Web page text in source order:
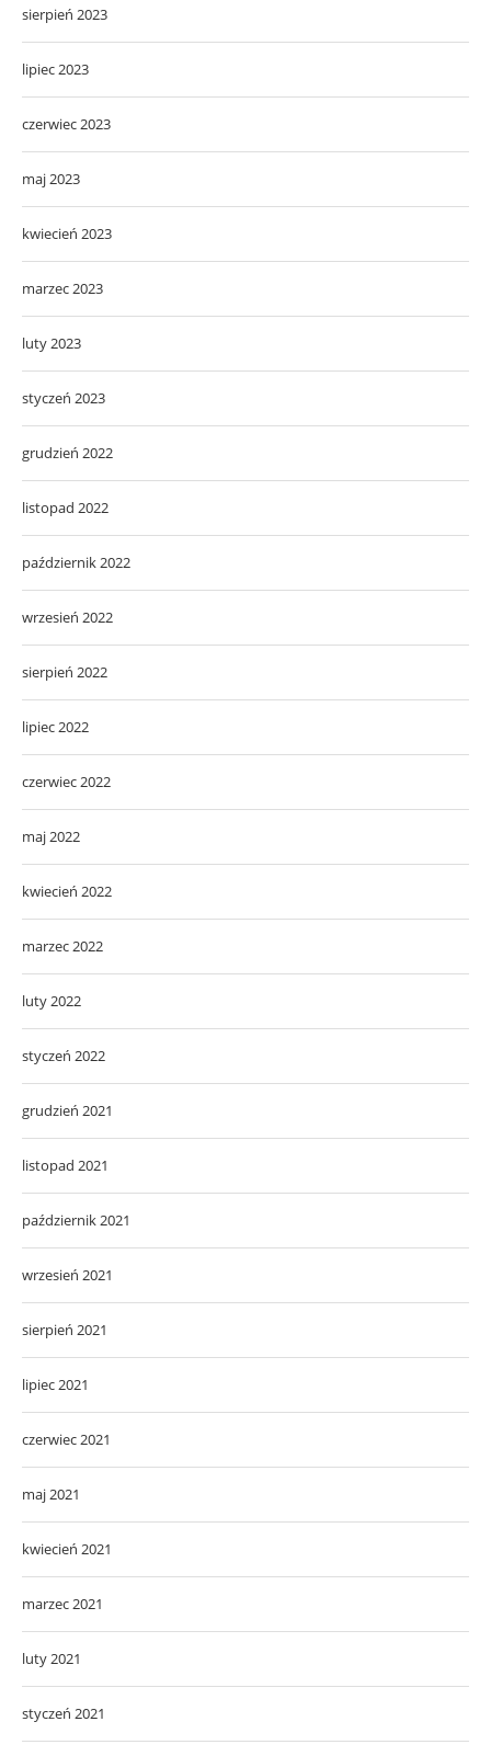
sierpień 2023
lipiec 2023
czerwiec 2023
maj 2023
kwiecień 2023
marzec 2023
luty 2023
styczeń 2023
grudzień 2022
listopad 2022
październik 2022
wrzesień 2022
sierpień 2022
lipiec 2022
czerwiec 2022
maj 2022
kwiecień 2022
marzec 2022
luty 2022
styczeń 2022
grudzień 2021
listopad 2021
październik 2021
wrzesień 2021
sierpień 2021
lipiec 2021
czerwiec 2021
maj 2021
kwiecień 2021
marzec 2021
luty 2021
styczeń 2021